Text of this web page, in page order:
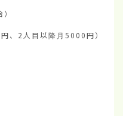
、2人目以降月5000円）